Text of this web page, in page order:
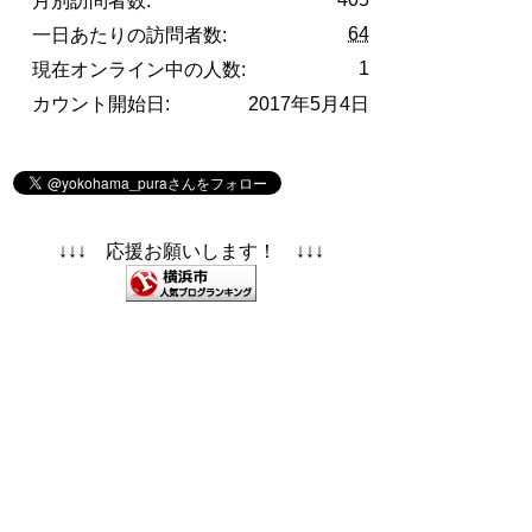
64
一日あたりの訪問者数:
1
現在オンライン中の人数:
2017年5月4日
カウント開始日:
↓↓↓ 応援お願いします！ ↓↓↓